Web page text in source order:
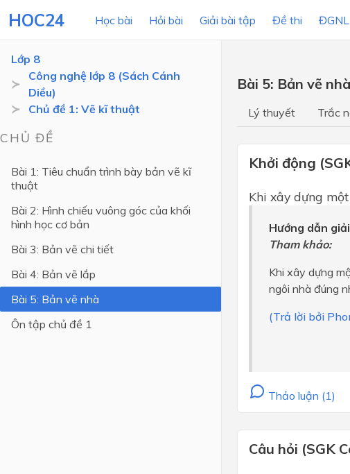
HOC24 Học bài Hỏi bài Giải bài tập Đề thi ĐGNL
LỚP HỌC
Lớp 9
Lớp 6
Lớp 5
Lớp 8
Công nghệ lớp 8 (Sách Cánh
Diều)
Chủ đề 1: Vẽ kĩ thuật
CHỦ ĐỀ
Bài 1: Tiêu chuẩn trình bày bản vẽ kĩ
thuật
Bài 2: Hình chiếu vuông góc của khối
hình học cơ bản
Bài 3: Bản vẽ chi tiết
Bài 4: Bản vẽ lắp
Bài 5: Bản vẽ nhà
Ôn tập chủ đề 1
Bài 5: Bản vẽ nhà
Lý thuyết Trắc
Khởi động
Khi xây dựng
Hướng dẫn giải
Tham khảo:
Khi xây dựng
ngôi nhà đúng
(Trả lời bởi
Thảo luận (1)
Câu hỏi (SGK